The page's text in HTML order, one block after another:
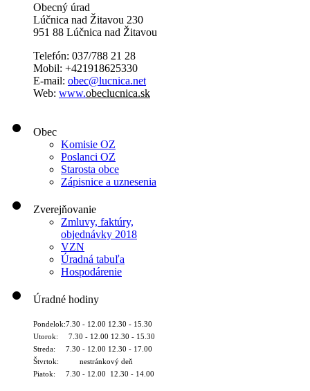
Obecný úrad
Lúčnica nad Žitavou 230
951 88 Lúčnica nad Žitavou
Telefón: 037/788 21 28
Mobil: +421918625330
E-mail: obec@lucnica.net
Web: www.obeclucnica.sk
Obec
Komisie OZ
Poslanci OZ
Starosta obce
Zápisnice a uznesenia
Zverejňovanie
Zmluvy, faktúry,
objednávky 2018
VZN
Úradná tabuľa
Hospodárenie
Úradné hodiny
Pondelok:7.30 - 12.00 12.30 - 15.30
Utorok: 7.30 - 12.00 12.30 - 15.30
Streda: 7.30 - 12.00 12.30 - 17.00
Štvrtok: nestránkový deň
Piatok: 7.30 - 12.00 12.30 - 14.00